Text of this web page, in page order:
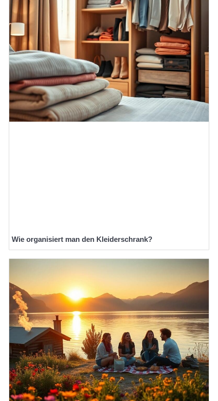
Wie organisiert man den Kleiderschrank?